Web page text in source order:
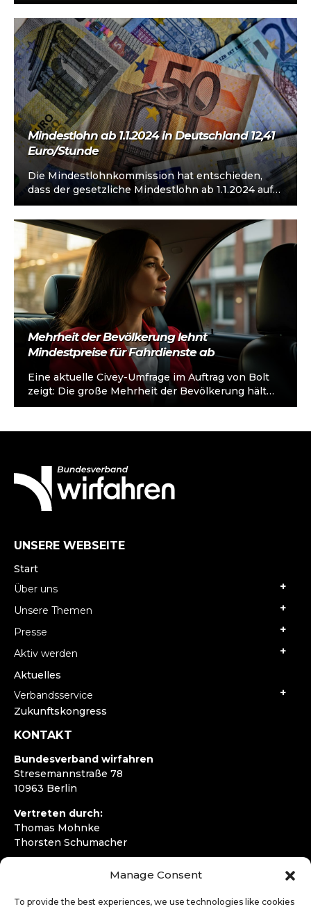
Manage Consent
To provide the best experiences, we use technologies like cookies
Personenbeförderungsrecht“ vom 03.06.2020…
Mindestlohn ab 1.1.2024 in Deutschland 12,41
Euro/Stunde
Die Mindestlohnkommission hat entschieden,
dass der gesetzliche Mindestlohn ab 1.1.2024 auf
12,41 Euro brutto je Stunde steigt und zum
1.1.2025…
Mehrheit der Bevölkerung lehnt
Mindestpreise für Fahrdienste ab
Eine aktuelle Civey-Umfrage im Auftrag von Bolt
zeigt: Die große Mehrheit der Bevölkerung hält
diese politisch verordneten Preisregulierungen
UNSERE WEBSEITE
Start
Über uns
Unsere Themen
Presse
Aktiv werden
Aktuelles
Verbandsservice
Zukunftskongress
KONTAKT
Bundesverband wirfahren
Stresemannstraße 78
10963 Berlin
Vertreten durch:
Thomas Mohnke
Thorsten Schumacher
kontakt@wirfahren.de